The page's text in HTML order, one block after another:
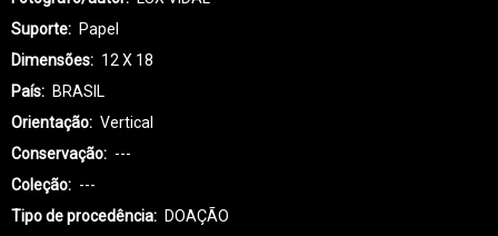
Suporte
Papel
Dimensões
12 X 18
País
BRASIL
Orientação
Vertical
Conservação
---
Coleção
---
Tipo de procedência
DOAÇÃO